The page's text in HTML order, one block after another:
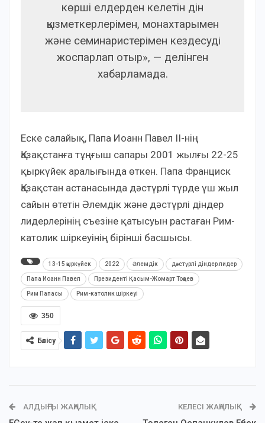
көрші елдерден келетін дін
қызметкерлерімен, монахтарымен
және семинаристерімен кездесуді
жоспарлап отыр», — делінген
хабарламада.
Еске салайық, Папа Иоанн Павел II-нің
Қазақстанға тұңғыш сапары 2001 жылғы 22-25
қыркүйек аралығында өткен. Папа Франциск
Қазақстан астанасында дәстүрлі түрде үш жыл
сайын өтетін Әлемдік және дәстүрлі діндер
лидерлерінің съезіне қатысуын растаған Рим-
католик шіркеуінің бірінші басшысы.
13-15 қыркүйек 2022 Әлемдік дәстүрлі діндер лидер
Папа Иоанн Павел Президенті Қасым-Жомарт Тоқаев
Рим Папасы Рим-католик шіркеуі
350
Бөлісу
АЛДЫҢҒЫ ЖАҢАЛЫҚ КЕЛЕСІ ЖАҢАЛЫҚ